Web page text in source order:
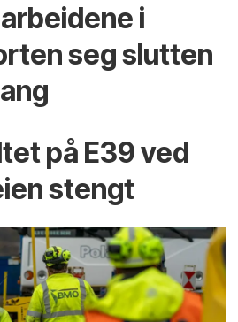
i
seg slutten
på E39 ved
stengt